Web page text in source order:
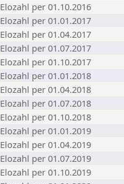
Elozahl per 01.10.2016
Elozahl per 01.01.2017
Elozahl per 01.04.2017
Elozahl per 01.07.2017
Elozahl per 01.10.2017
Elozahl per 01.01.2018
Elozahl per 01.04.2018
Elozahl per 01.07.2018
Elozahl per 01.10.2018
Elozahl per 01.01.2019
Elozahl per 01.04.2019
Elozahl per 01.07.2019
Elozahl per 01.10.2019